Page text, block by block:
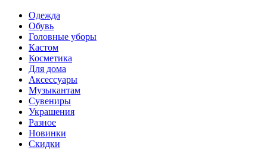
Одежда
Обувь
Головные уборы
Кастом
Косметика
Для дома
Аксессуары
Музыкантам
Сувениры
Украшения
Разное
Новинки
Скидки